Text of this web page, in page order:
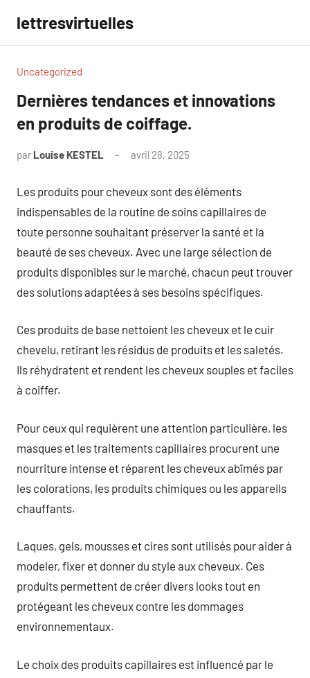
contenu
lettresvirtuelles
Uncategorized
Dernières tendances et innovations
en produits de coiffage.
par Louise KESTEL avril 28, 2025
Les produits pour cheveux sont des éléments
indispensables de la routine de soins capillaires de
toute personne souhaitant préserver la santé et la
beauté de ses cheveux. Avec une large sélection de
produits disponibles sur le marché, chacun peut trouver
des solutions adaptées à ses besoins spécifiques.
Ces produits de base nettoient les cheveux et le cuir
chevelu, retirant les résidus de produits et les saletés.
Ils réhydratent et rendent les cheveux souples et faciles
à coiffer.
Pour ceux qui requièrent une attention particulière, les
masques et les traitements capillaires procurent une
nourriture intense et réparent les cheveux abîmés par
les colorations, les produits chimiques ou les appareils
chauffants.
Laques, gels, mousses et cires sont utilisés pour aider à
modeler, fixer et donner du style aux cheveux. Ces
produits permettent de créer divers looks tout en
protégeant les cheveux contre les dommages
environnementaux.
Le choix des produits capillaires est influencé par le